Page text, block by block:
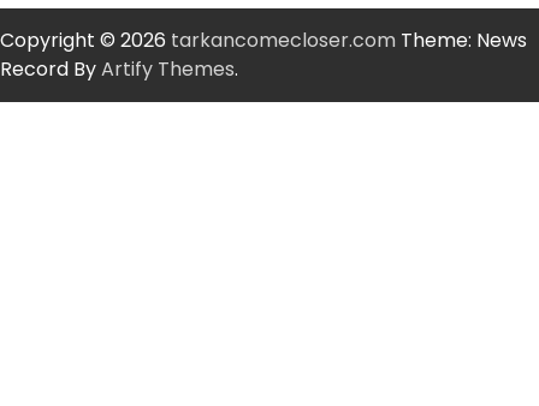
Copyright © 2026 tarkancomecloser.com Theme: News
Record ByArtify Themes.